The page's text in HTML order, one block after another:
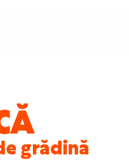
grădină